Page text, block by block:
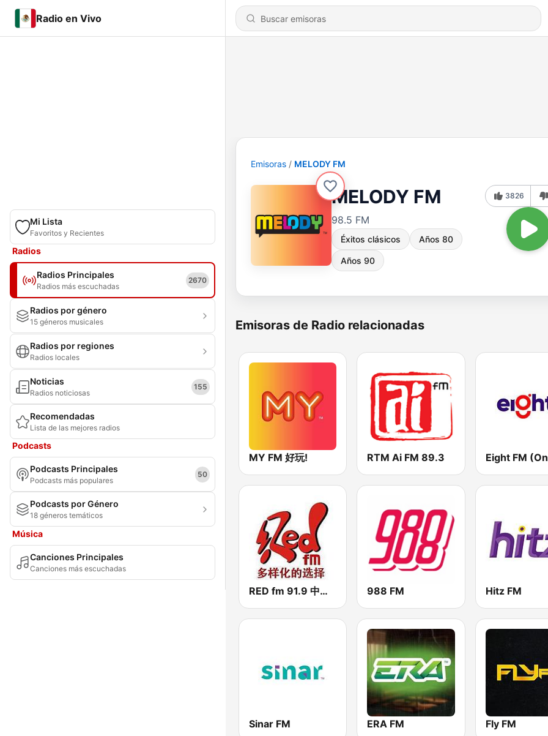
Radio en Vivo
Mi Lista
Favoritos y Recientes
Radios
Radios Principales
Radios más escuchadas
2670
Radios por género
15 géneros musicales
Radios por regiones
Radios locales
Noticias
Radios noticiosas
155
Recomendadas
Lista de las mejores radios
Podcasts
Podcasts Principales
Podcasts más populares
50
Podcasts por Género
18 géneros temáticos
Música
Canciones Principales
Canciones más escuchadas
Emisoras MELODY FM
MELODY FM
98.5 FM
Éxitos clásicos Años 80
Años 90
3826
Emisoras de Radio relacionadas
MY FM 好玩! RTM Ai FM 89.3
RED fm 91.9 中文台 988 FM Hitz FM
Sinar FM ERA FM Fly FM